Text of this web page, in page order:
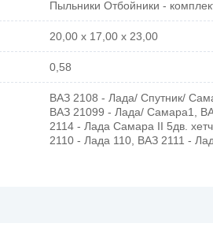
Пыльники Отбойники -
20,00 х 17,00 х 23,00
0,58
ВАЗ 2108 - Лада/ Спутник/
ВАЗ 21099 - Лада/ Самара1,
2114 - Лада Самара II 5дв.
2110 - Лада 110, ВАЗ 2111 -